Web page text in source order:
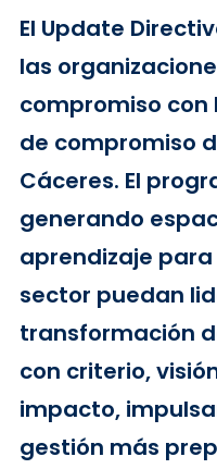
El Update
las
compromiso
de compromiso
Cáceres. El
generando
aprendizaje
sector puedan
transformación
con criterio,
impacto,
gestión más